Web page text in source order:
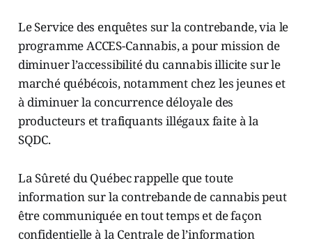
Le Service des enquêtes sur la contrebande, via le
programme ACCES-Cannabis, a pour mission de
diminuer l’accessibilité du cannabis illicite sur le
marché québécois, notamment chez les jeunes et
à diminuer la concurrence déloyale des
producteurs et trafiquants illégaux faite à la
SQDC.
La Sûreté du Québec rappelle que toute
information sur la contrebande de cannabis peut
être communiquée en tout temps et de façon
confidentielle à la Centrale de l’information